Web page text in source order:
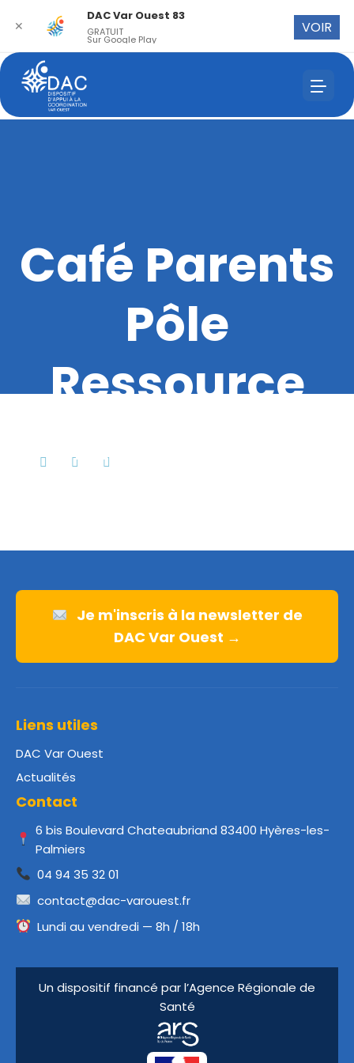
Café Parents
Pôle
Ressource
Autisme
Je m'inscris à la newsletter de
DAC Var Ouest →
Liens utiles
DAC Var Ouest
Actualités
Contact
6 bis Boulevard Chateaubriand 83400 Hyères-les-
Palmiers
04 94 35 32 01
contact@dac-varouest.fr
Lundi au vendredi — 8h / 18h
Un dispositif financé par l’Agence Régionale de
Santé
✕
DAC Var Ouest 83
GRATUIT
Sur Google Play
VOIR